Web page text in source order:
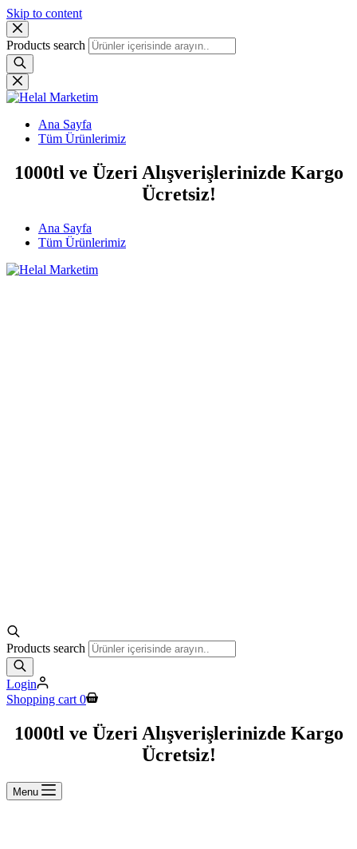
Skip to content
Products search
Ana Sayfa
Tüm Ürünlerimiz
1000tl ve Üzeri Alışverişlerinizde Kargo
Ücretsiz!
Ana Sayfa
Tüm Ürünlerimiz
Products search
Login
Shopping cart 0
1000tl ve Üzeri Alışverişlerinizde Kargo
Ücretsiz!
Menu